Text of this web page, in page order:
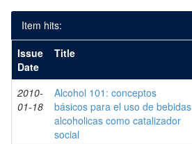
Item hits:
Issue
Date
Title
2010-
01-18
Alcohol 101: conceptos
básicos para el uso de bebidas
alcoholicas como catalizador
social